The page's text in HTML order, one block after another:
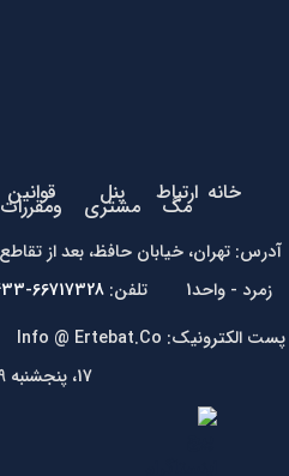
خانه ارتباط
مگ پنل
مشتری قوانین
ومقررات
زمرد - واحد1 تلفن:
66717328-66727433
17، پنجشنبه 9 الی 13